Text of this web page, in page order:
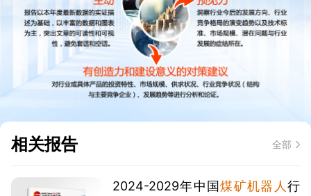
相关报告 全部
2024-2029年中国煤矿机器人行